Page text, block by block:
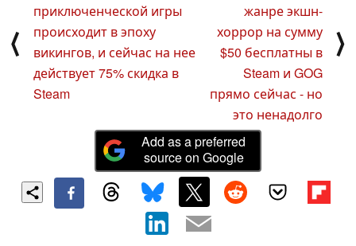
⟨
приключенческой игры
происходит в эпоху
викингов, и сейчас на нее
действует 75% скидка в
Steam
жанре экшн-
хоррор на сумму
$50 бесплатны в
Steam и GOG
прямо сейчас - но
это ненадолго
⟩
Add as a preferred
source on Google